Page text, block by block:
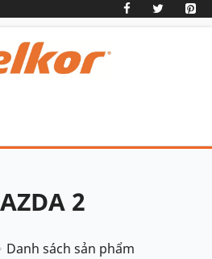
2
Danh sách sản phẩm